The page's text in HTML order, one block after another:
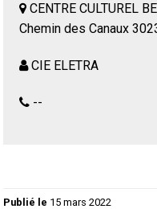
CENTRE CULTUREL
Chemin des Canaux
CIE ELETRA
--
Publié le 15 mars 2022